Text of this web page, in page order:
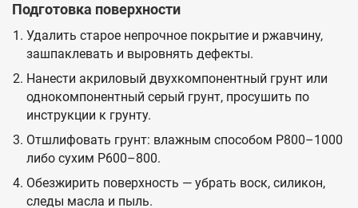
Подготовка поверхности
Удалить старое непрочное покрытие и ржавчину,
зашпаклевать и выровнять дефекты.
Нанести акриловый двухкомпонентный грунт или
однокомпонентный серый грунт, просушить по
инструкции к грунту.
Отшлифовать грунт: влажным способом P800–1000
либо сухим P600–800.
Обезжирить поверхность — убрать воск, силикон,
следы масла и пыль.